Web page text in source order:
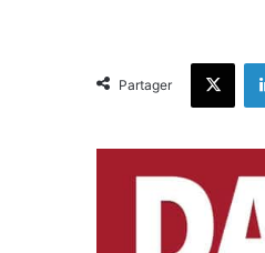
Partager
X